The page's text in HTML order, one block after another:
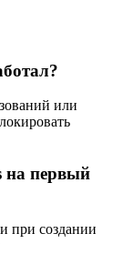
или
на первый
при создании